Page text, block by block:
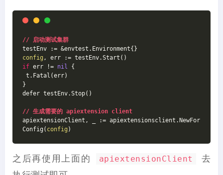
// 启动测试集群
testEnv := &envtest.Environment{}
config , err := testEnv.Start()
if err != nil {
t.Fatal(err)
}
defer testEnv.Stop()
// 生成需要的 apiextension client
apiextensionClient, _ := apiextensionsclient.NewFor
Config( config )
之后再使用上面的 apiextensionClient
去